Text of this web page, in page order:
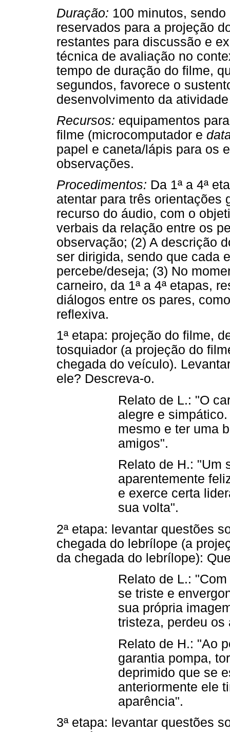
Duração: 100 minutos,
reservados para a projeção
restantes para discussão e
técnica de avaliação no
tempo de duração do filme,
segundos, favorece o
desenvolvimento da
Recursos: equipamentos
filme (microcomputador e
papel e caneta/lápis para os
observações.
Procedimentos: Da 1ª a 4ª
atentar para três orientações
recurso do áudio, com o
verbais da relação entre os
observação; (2) A descrição
ser dirigida, sendo que cada
percebe/deseja; (3) No
carneiro, da 1ª a 4ª etapas,
diálogos entre os pares,
reflexiva.
1ª etapa: projeção do filme,
tosquiador (a projeção do
chegada do veículo).
ele? Descreva-o.
Relato de L.: "O
alegre e
mesmo e ter uma
amigos".
Relato de H.: "Um
aparentemente
e exerce certa
sua volta".
2ª etapa: levantar questões
chegada do lebrílope (a
da chegada do lebrílope):
Relato de L.:
se triste e
sua própria
tristeza, perdeu os
Relato de H.: "Ao
garantia pompa,
deprimido que se
anteriormente ele
aparência".
3ª etapa: levantar questões